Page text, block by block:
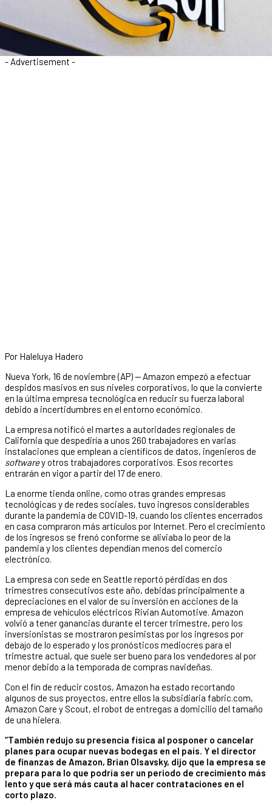
- Advertisement -
Por Haleluya Hadero
Nueva York, 16 de noviembre (AP) — Amazon empezó a efectuar
despidos masivos en sus niveles corporativos, lo que la convierte
en la última empresa tecnológica en reducir su fuerza laboral
debido a incertidumbres en el entorno económico.
La empresa notificó el martes a autoridades regionales de
California que despediría a unos 260 trabajadores en varias
instalaciones que emplean a científicos de datos, ingenieros de
softwarey otros trabajadores corporativos. Esos recortes
entrarán en vigor a partir del 17 de enero.
La enorme tienda online, como otras grandes empresas
tecnológicas y de redes sociales, tuvo ingresos considerables
durante la pandemia de COVID-19, cuando los clientes encerrados
en casa compraron más artículos por Internet. Pero el crecimiento
de los ingresos se frenó conforme se aliviaba lo peor de la
pandemia y los clientes dependían menos del comercio
electrónico.
La empresa con sede en Seattle reportó pérdidas en dos
trimestres consecutivos este año, debidas principalmente a
depreciaciones en el valor de su inversión en acciones de la
empresa de vehículos eléctricos Rivian Automotive. Amazon
volvió a tener ganancias durante el tercer trimestre, pero los
inversionistas se mostraron pesimistas por los ingresos por
debajo de lo esperado y los pronósticos mediocres para el
trimestre actual, que suele ser bueno para los vendedores al por
menor debido a la temporada de compras navideñas.
Con el fin de reducir costos, Amazon ha estado recortando
algunos de sus proyectos, entre ellos la subsidiaria fabric.com,
Amazon Care y Scout, el robot de entregas a domicilio del tamaño
de una hielera.
“También redujo su presencia física al posponer o cancelar
planes para ocupar nuevas bodegas en el país. Y el director
de finanzas de Amazon, Brian Olsavsky, dijo que la empresa se
prepara para lo que podría ser un periodo de crecimiento más
lento y que será más cauta al hacer contrataciones en el
corto plazo.